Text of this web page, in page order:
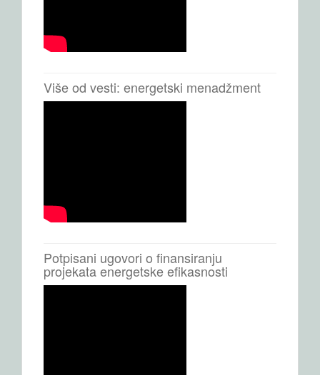
Više od vesti: energetski menadžment
Potpisani ugovori o finansiranju
projekata energetske efikasnosti